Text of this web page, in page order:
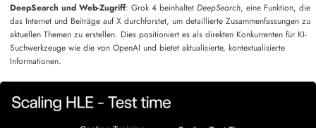
DeepSearch und Web-Zugriff: Grok 4 beinhaltet DeepSearch, eine Funktion, die
das Internet und Beiträge auf X durchforstet, um detaillierte Zusammenfassungen zu
aktuellen Themen zu erstellen. Dies positioniert es als direkten Konkurrenten für KI-
Suchwerkzeuge wie die von OpenAI und bietet aktualisierte, kontextualisierte
Informationen.